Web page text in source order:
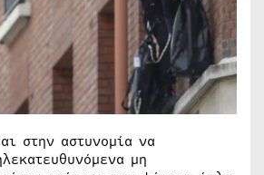
στην αστυνομία να
μη